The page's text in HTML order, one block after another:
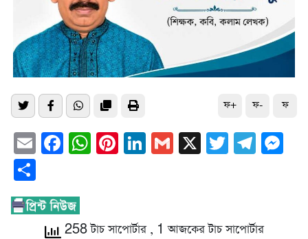
ফ+ ফ- ফ
EmailFacebook
WhatsApp
Pinterest
LinkedIn
Gmail
X Twitter
258 টাচ সাপোর্টার , 1 আজকের টাচ সাপোর্টার